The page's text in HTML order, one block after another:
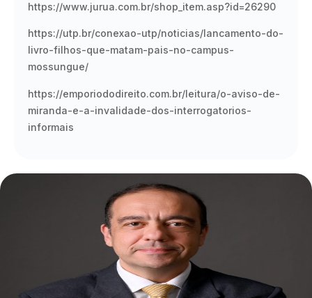
https://www.jurua.com.br/shop_item.asp?id=26290
https://utp.br/conexao-utp/noticias/lancamento-do-
livro-filhos-que-matam-pais-no-campus-
mossungue/
https://emporiododireito.com.br/leitura/o-aviso-de-
miranda-e-a-invalidade-dos-interrogatorios-
informais